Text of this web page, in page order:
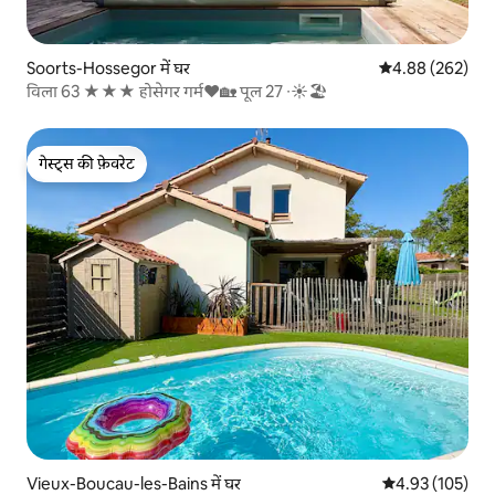
Soorts-Hossegor में घर औसत रेटिंग 5 में से
4.88 (262)
विला 63 ★★★ होसेगर गर्म❤️🏡 पूल 27 ∙☀️🏖
गेस्ट्स की फ़ेवरेट
गेस्ट्स की फ़ेवरेट
Vieux-Boucau-les-Bains में घर औसत रेटिंग 5 में से
4.93 (105)